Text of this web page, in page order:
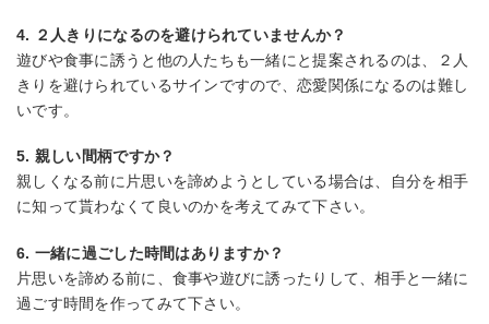
4. ２人きりになるのを避けられていませんか？
遊びや食事に誘うと他の人たちも一緒にと提案されるのは、２人
きりを避けられているサインですので、恋愛関係になるのは難し
いです。
5. 親しい間柄ですか？
親しくなる前に片思いを諦めようとしている場合は、自分を相手
に知って貰わなくて良いのかを考えてみて下さい。
6. 一緒に過ごした時間はありますか？
片思いを諦める前に、食事や遊びに誘ったりして、相手と一緒に
過ごす時間を作ってみて下さい。